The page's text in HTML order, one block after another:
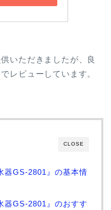
いただきましたが、良
レビューしています。
CLOSE
器GS-2801』の基本情
器GS-2801』のおすす